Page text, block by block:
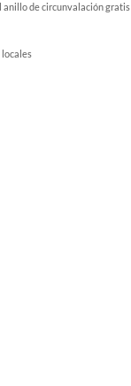
anillo de circunvalación gratis
locales